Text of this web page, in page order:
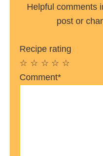
Helpful comments
post or
Recipe rating
☆
☆
☆
☆
☆
Comment*